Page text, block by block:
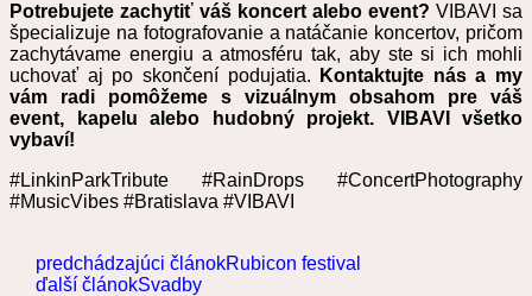
Potrebujete zachytiť váš koncert alebo event? VIBAVI sa
špecializuje na fotografovanie a natáčanie koncertov, pričom
zachytávame energiu a atmosféru tak, aby ste si ich mohli
uchovať aj po skončení podujatia.
Kontaktujte nás a my
vám radi pomôžeme s vizuálnym obsahom pre váš
event, kapelu alebo hudobný projekt. VIBAVI všetko
vybaví!
#LinkinParkTribute #RainDrops #ConcertPhotography
#MusicVibes #Bratislava #VIBAVI
predchádzajúci článokRubicon festival
ďalší článokSvadby